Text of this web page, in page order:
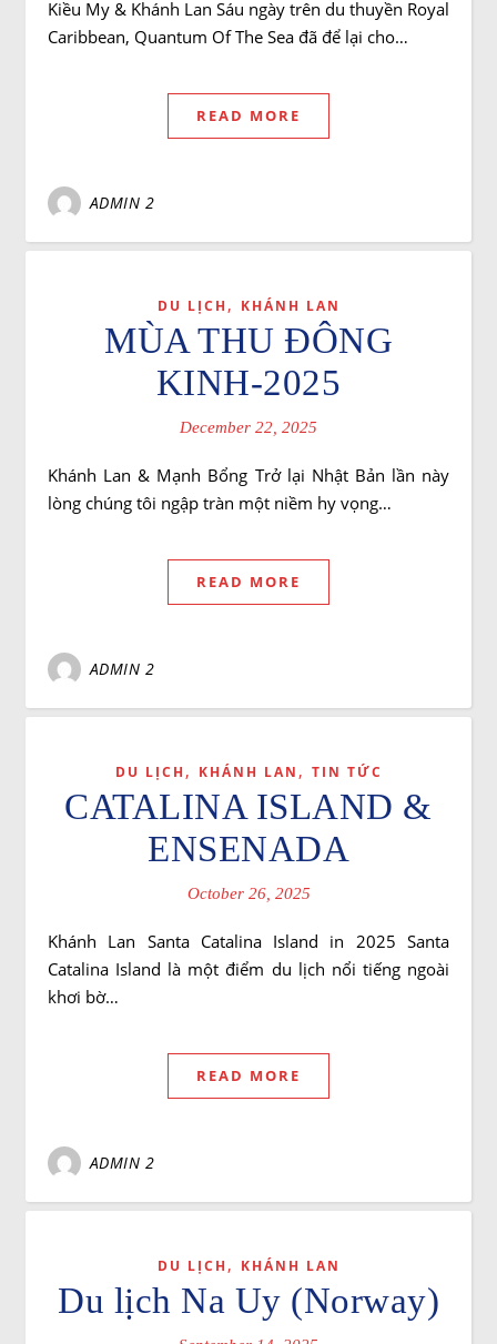
Kiều My & Khánh Lan Sáu ngày trên du thuyền Royal
Caribbean, Quantum Of The Sea đã để lại cho…
READ MORE
ADMIN 2
DU LỊCH , KHÁNH LAN
MÙA THU ĐÔNG
KINH-2025
December 22, 2025
Khánh Lan & Mạnh Bổng Trở lại Nhật Bản lần này
lòng chúng tôi ngập tràn một niềm hy vọng…
READ MORE
ADMIN 2
DU LỊCH , KHÁNH LAN , TIN TỨC
CATALINA ISLAND &
ENSENADA
October 26, 2025
Khánh Lan Santa Catalina Island in 2025 Santa
Catalina Island là một điểm du lịch nổi tiếng ngoài
khơi bờ…
READ MORE
ADMIN 2
DU LỊCH , KHÁNH LAN
Du lịch Na Uy (Norway)